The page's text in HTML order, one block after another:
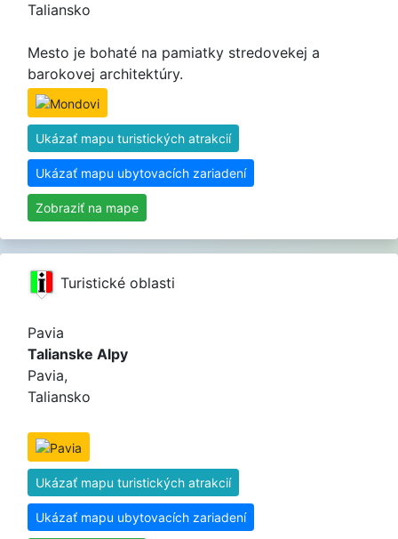
Taliansko
Mesto je bohaté na pamiatky stredovekej a
barokovej architektúry.
Ukázať mapu turistických atrakcií
Ukázať mapu ubytovacích zariadení
Zobraziť na mape
Turistické oblasti
Pavia
Talianske Alpy
Pavia,
Taliansko
Ukázať mapu turistických atrakcií
Ukázať mapu ubytovacích zariadení